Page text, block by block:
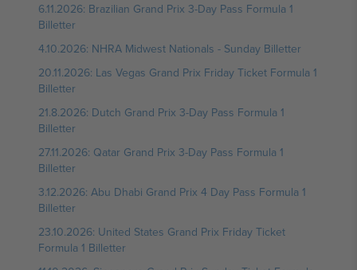
6.11.2026: Brazilian Grand Prix 3-Day Pass Formula 1
Billetter
4.10.2026: NHRA Midwest Nationals - Sunday Billetter
20.11.2026: Las Vegas Grand Prix Friday Ticket Formula 1
Billetter
21.8.2026: Dutch Grand Prix 3-Day Pass Formula 1
Billetter
27.11.2026: Qatar Grand Prix 3-Day Pass Formula 1
Billetter
3.12.2026: Abu Dhabi Grand Prix 4 Day Pass Formula 1
Billetter
23.10.2026: United States Grand Prix Friday Ticket
Formula 1 Billetter